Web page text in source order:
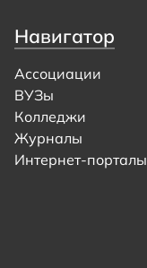
Навигатор
Ассоциации
ВУЗы
Колледжи
Журналы
Интернет-порталы